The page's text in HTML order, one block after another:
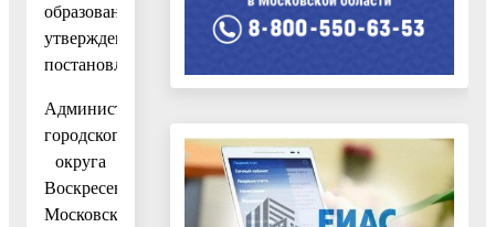
образование»,
утвержденную
постановлением
Администрации
городского
округа
Воскресенск
Московской